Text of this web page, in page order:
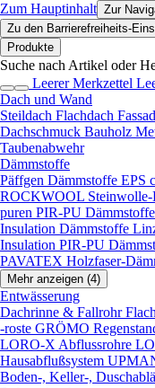
Zum Hauptinhalt Zur
Zu den Barrierefreiheits-
Produkte
Suche nach Artikel oder
Leerer Merkzettel
Dach und Wand
Steildach Flachdach
Dachschmuck Bauholz
Taubenabwehr
Dämmstoffe
Päffgen Dämmstoffe EPS
ROCKWOOL Steinwolle-
puren PIR-PU Dämmstoffe
Insulation Dämmstoffe
Insulation PIR-PU
PAVATEX Holzfaser-
Mehr anzeigen (4)
Entwässerung
Dachrinne & Fallrohr
-roste GRÖMO
LORO-X Abflussrohre
Hausabflußsystem
Boden-, Keller-,